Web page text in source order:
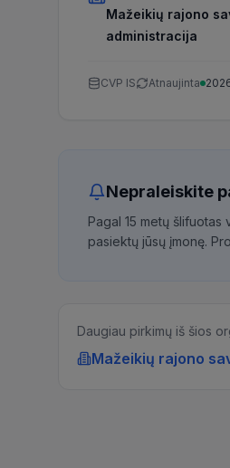
Mažeikių rajono
administracija
CVP IS Atnaujinta
Nepraleiskite
Pagal 15 metų
pasiektų jūsų įmonę.
Daugiau pirkimų iš šios
Mažeikių rajono